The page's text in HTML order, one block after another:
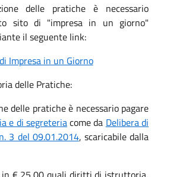
delle pratiche è necessario
sito di "impresa in un giorno"
il seguente link:
Impresa in un Giorno
delle Pratiche:
delle pratiche è necessario pagare
e di segreteriacome da Delibera di
3 del 09.01.2014, scaricabile dalla